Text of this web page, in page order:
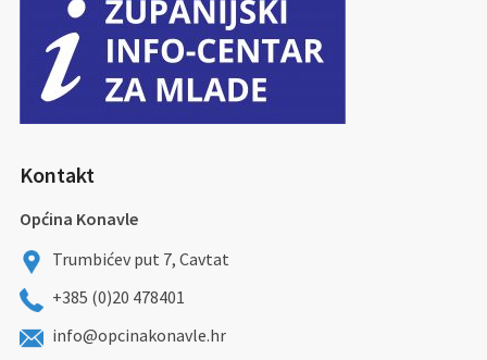
Kontakt
Općina Konavle
Trumbićev put 7, Cavtat
+385 (0)20 478401
info@opcinakonavle.hr